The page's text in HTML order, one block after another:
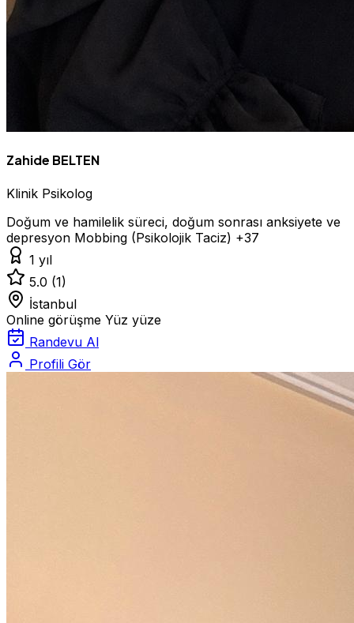
Zahide BELTEN
Klinik Psikolog
Doğum ve hamilelik süreci, doğum sonrası anksiyete ve
depresyon Mobbing (Psikolojik Taciz) +37
1 yıl
5.0 (1)
İstanbul
Online görüşme Yüz yüze
Randevu Al
Profili Gör